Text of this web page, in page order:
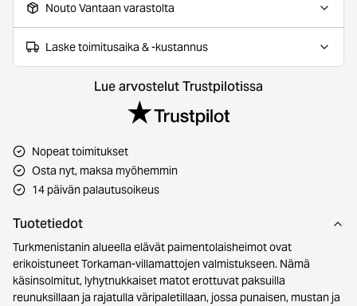
Nouto Vantaan varastolta
Laske toimitusaika & -kustannus
Lue arvostelut Trustpilotissa
Nopeat toimitukset
Osta nyt, maksa myöhemmin
14 päivän palautusoikeus
Tuotetiedot
Turkmenistanin alueella elävät paimentolaisheimot ovat
erikoistuneet Torkaman-villamattojen valmistukseen. Nämä
käsinsolmitut, lyhytnukkaiset matot erottuvat paksuilla
reunuksillaan ja rajatulla väripaletillaan, jossa punaisen, mustan ja